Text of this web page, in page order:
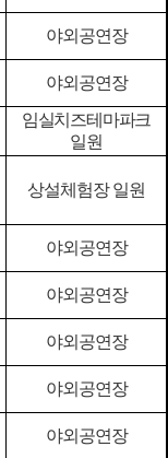
야외공연장
야외공연장
임실치즈테마파크
일원
상설체험장 일원
야외공연장
야외공연장
야외공연장
야외공연장
야외공연장